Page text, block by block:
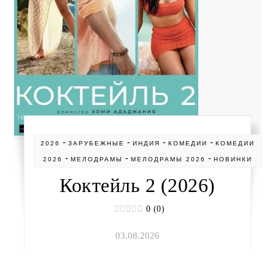
2026 -ЗАРУБЕЖНЫЕ -ИНДИЯ -КОМЕДИИ -КОМЕДИИ
2026 -МЕЛОДРАМЫ -МЕЛОДРАМЫ 2026 -НОВИНКИ
Коктейль 2 (2026)
0 (0)
03.08.2026